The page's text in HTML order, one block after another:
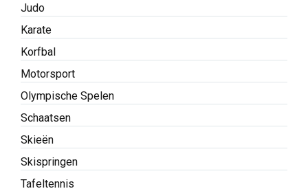
Judo
Karate
Korfbal
Motorsport
Olympische Spelen
Schaatsen
Skieën
Skispringen
Tafeltennis